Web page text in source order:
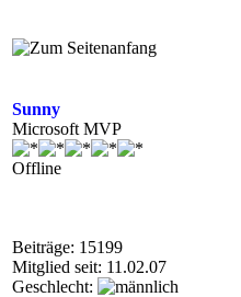
Sunny
Microsoft MVP
Offline
Beiträge: 15199
Mitglied seit: 11.02.07
Geschlecht: